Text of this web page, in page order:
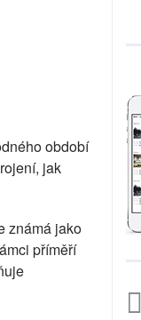
období
jak
známá jako
příměří